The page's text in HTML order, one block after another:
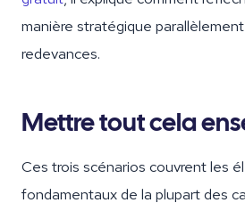
manière stratégique
redevances.
Mettre tout cela
Ces trois scénarios couvrent les
fondamentaux de la plupart des